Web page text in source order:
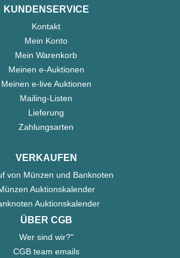
KUNDENSERVICE
Kontakt
Mein Konto
Mein Warenkorb
Meinen e-Auktionen
Meinen e-live Auktionen
Mailing-Listen
Lieferung
Zahlungsarten
VERKAUFEN
von Münzen und Banknoten
Auktionskalender
Auktionskalender
ÜBER CGB
Wer sind wir?"
CGB team emails